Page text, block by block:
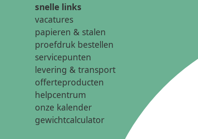
snelle links
vacatures
papieren & stalen
proefdruk bestellen
servicepunten
levering & transport
offerteproducten
helpcentrum
onze kalender
gewichtcalculator